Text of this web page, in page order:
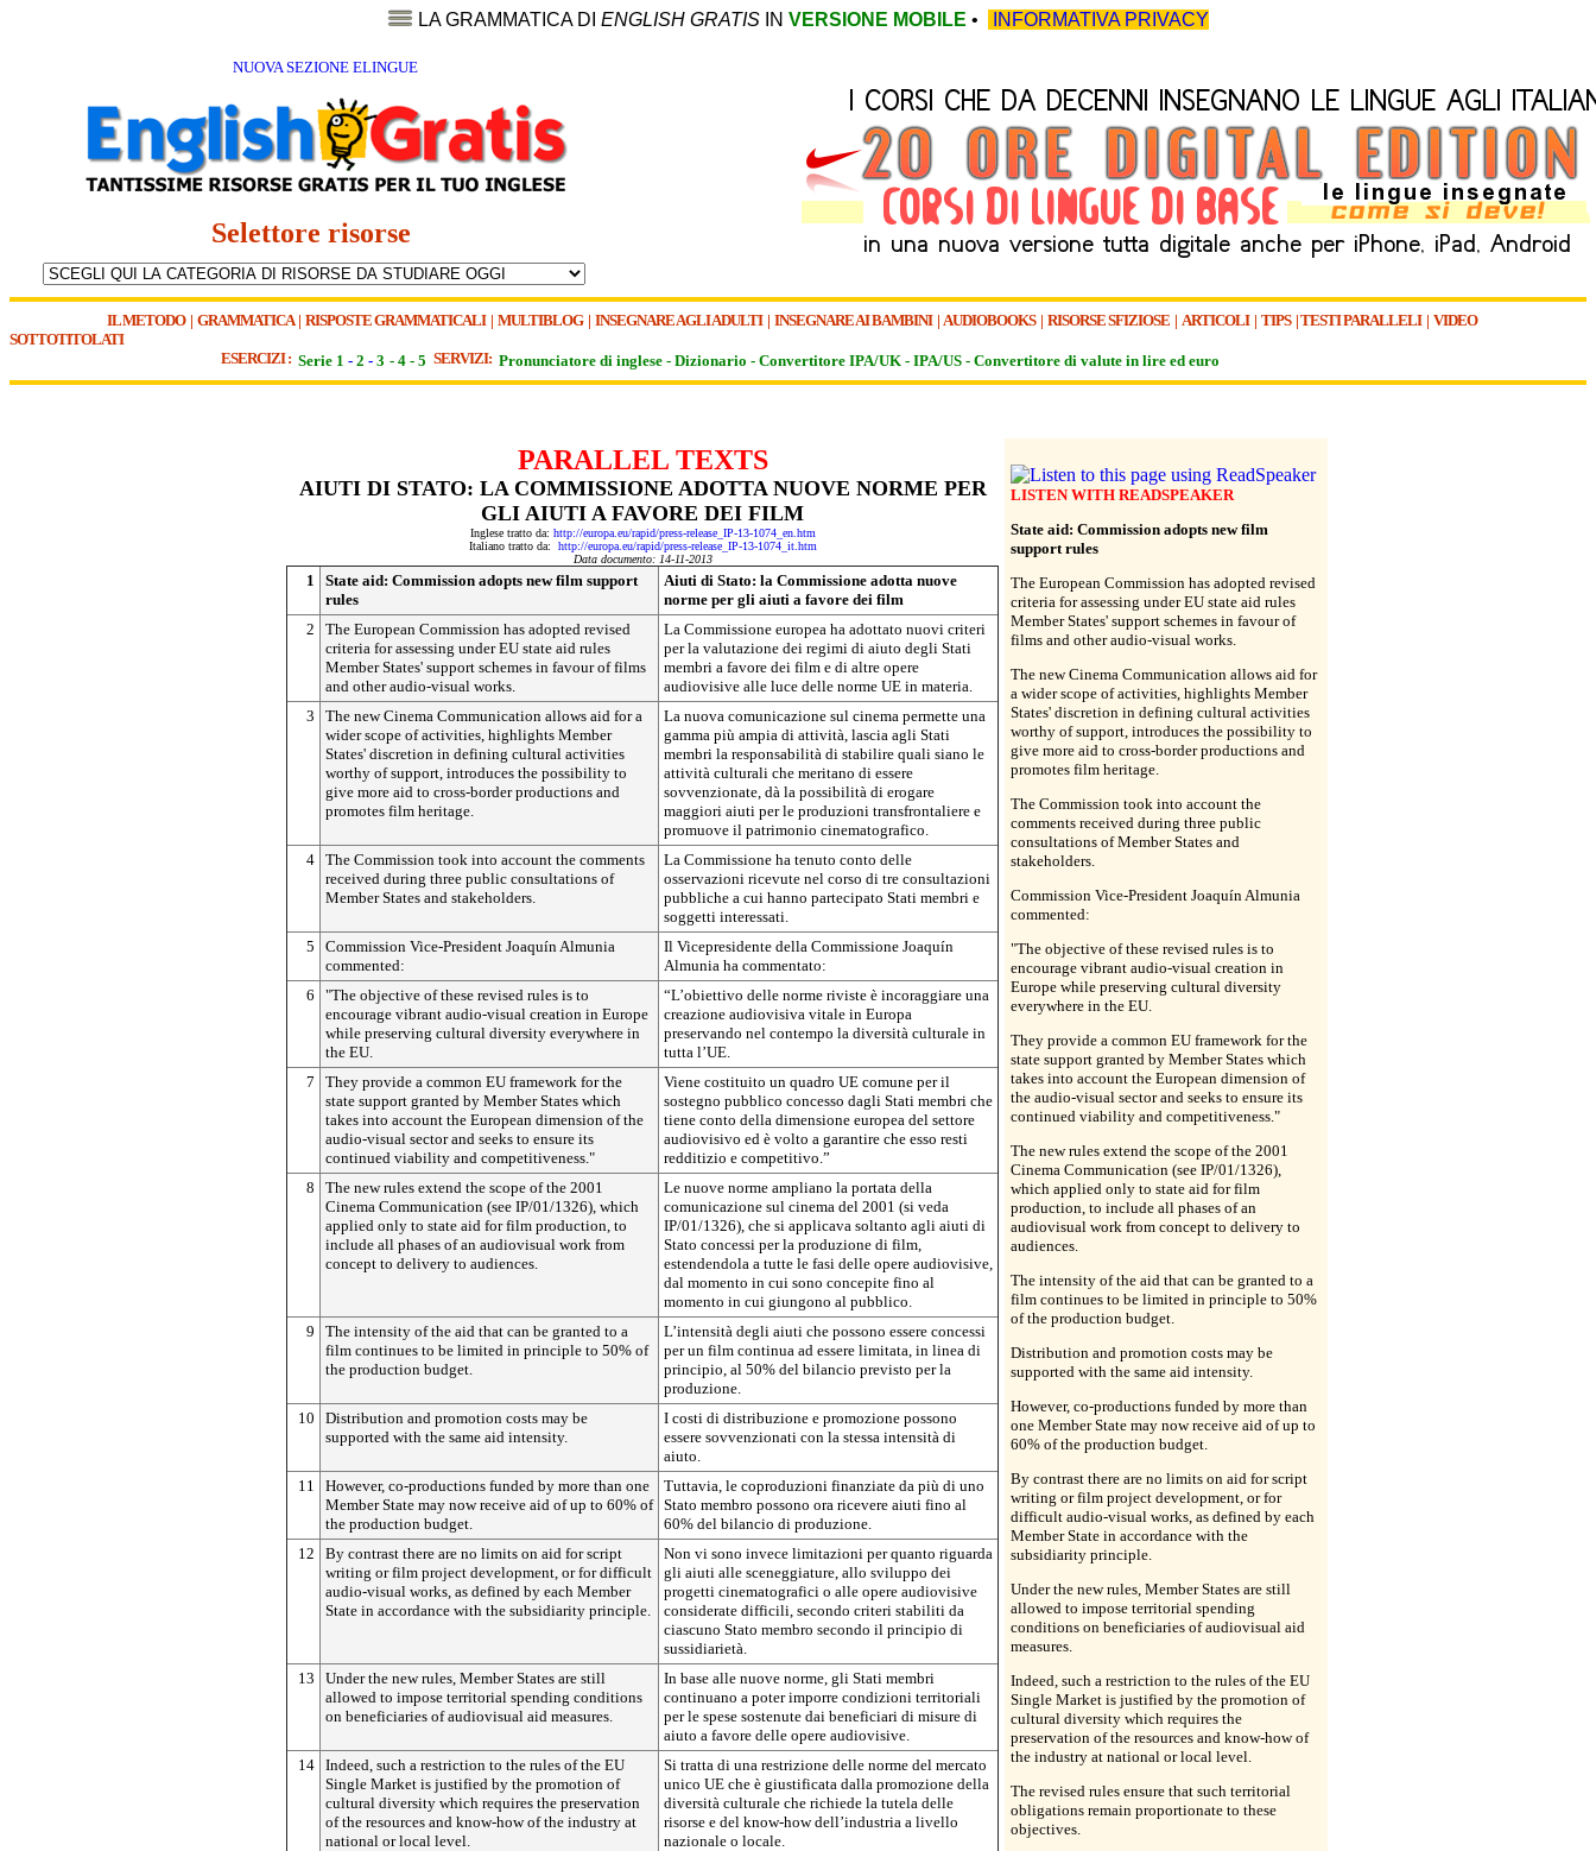
LA GRAMMATICA DI ENGLISH GRATIS IN VERSIONE MOBILE • INFORMATIVA PRIVACY
NUOVA SEZIONE ELINGUE
Selettore risorse
IL METODO| GRAMMATICA| RISPOSTE GRAMMATICALI| MULTIBLOG| INSEGNARE AGLI ADULTI | INSEGNARE AI BAMBINI| AUDIOBOOKS| RISORSE SFIZIOSE | ARTICOLI| TIPS|TESTI PARALLELI| VIDEO
SOTTOTITOLATI
ESERCIZI : Serie 1 - 2 - 3 - 4 - 5 SERVIZI: Pronunciatore di inglese - Dizionario - Convertitore IPA/UK - IPA/US - Convertitore di valute in lire ed euro
PARALLEL TEXTS
AIUTI DI STATO: LA COMMISSIONE ADOTTA NUOVE NORME PER
GLI AIUTI A FAVORE DEI FILM
Inglese tratto da: http://europa.eu/rapid/press-release_IP-13-1074_en.htm
Italiano tratto da: http://europa.eu/rapid/press-release_IP-13-1074_it.htm
Data documento: 14-11-2013
1
State aid: Commission adopts new film support
rules
Aiuti di Stato: la Commissione adotta nuove
norme per gli aiuti a favore dei film
2
The European Commission has adopted revised
criteria for assessing under EU state aid rules
Member States' support schemes in favour of films
and other audio-visual works.
La Commissione europea ha adottato nuovi criteri
per la valutazione dei regimi di aiuto degli Stati
membri a favore dei film e di altre opere
audiovisive alle luce delle norme UE in materia.
3
The new Cinema Communication allows aid for a
wider scope of activities, highlights Member
States' discretion in defining cultural activities
worthy of support, introduces the possibility to
give more aid to cross-border productions and
promotes film heritage.
La nuova comunicazione sul cinema permette una
gamma più ampia di attività, lascia agli Stati
membri la responsabilità di stabilire quali siano le
attività culturali che meritano di essere
sovvenzionate, dà la possibilità di erogare
maggiori aiuti per le produzioni transfrontaliere e
promuove il patrimonio cinematografico.
4 The Commission took into account the comments
received during three public consultations of
Member States and stakeholders.
La Commissione ha tenuto conto delle
osservazioni ricevute nel corso di tre consultazioni
pubbliche a cui hanno partecipato Stati membri e
soggetti interessati.
5
Commission Vice-President Joaquín Almunia
commented:
Il Vicepresidente della Commissione Joaquín
Almunia ha commentato:
6
"The objective of these revised rules is to
encourage vibrant audio-visual creation in Europe
while preserving cultural diversity everywhere in
the EU.
“L’obiettivo delle norme riviste è incoraggiare una
creazione audiovisiva vitale in Europa
preservando nel contempo la diversità culturale in
tutta l’UE.
7
They provide a common EU framework for the
state support granted by Member States which
takes into account the European dimension of the
audio-visual sector and seeks to ensure its
continued viability and competitiveness."
Viene costituito un quadro UE comune per il
sostegno pubblico concesso dagli Stati membri che
tiene conto della dimensione europea del settore
audiovisivo ed è volto a garantire che esso resti
redditizio e competitivo.”
8
The new rules extend the scope of the 2001
Cinema Communication (see IP/01/1326), which
applied only to state aid for film production, to
include all phases of an audiovisual work from
concept to delivery to audiences.
Le nuove norme ampliano la portata della
comunicazione sul cinema del 2001 (si veda
IP/01/1326), che si applicava soltanto agli aiuti di
Stato concessi per la produzione di film,
estendendola a tutte le fasi delle opere audiovisive,
dal momento in cui sono concepite fino al
momento in cui giungono al pubblico.
9
The intensity of the aid that can be granted to a
film continues to be limited in principle to 50% of
the production budget.
L’intensità degli aiuti che possono essere concessi
per un film continua ad essere limitata, in linea di
principio, al 50% del bilancio previsto per la
produzione.
10
Distribution and promotion costs may be
supported with the same aid intensity.
I costi di distribuzione e promozione possono
essere sovvenzionati con la stessa intensità di
aiuto.
11
However, co-productions funded by more than one
Member State may now receive aid of up to 60% of
the production budget.
Tuttavia, le coproduzioni finanziate da più di uno
Stato membro possono ora ricevere aiuti fino al
60% del bilancio di produzione.
12
By contrast there are no limits on aid for script
writing or film project development, or for difficult
audio-visual works, as defined by each Member
State in accordance with the subsidiarity principle.
Non vi sono invece limitazioni per quanto riguarda
gli aiuti alle sceneggiature, allo sviluppo dei
progetti cinematografici o alle opere audiovisive
considerate difficili, secondo criteri stabiliti da
ciascuno Stato membro secondo il principio di
sussidiarietà.
13
Under the new rules, Member States are still
allowed to impose territorial spending conditions
on beneficiaries of audiovisual aid measures.
In base alle nuove norme, gli Stati membri
continuano a poter imporre condizioni territoriali
per le spese sostenute dai beneficiari di misure di
aiuto a favore delle opere audiovisive.
14 Indeed, such a restriction to the rules of the EU
Single Market is justified by the promotion of
cultural diversity which requires the preservation
of the resources and know-how of the industry at
national or local level.
Si tratta di una restrizione delle norme del mercato
unico UE che è giustificata dalla promozione della
diversità culturale che richiede la tutela delle
risorse e del know-how dell’industria a livello
nazionale o locale.
LISTEN WITH READSPEAKER
State aid: Commission adopts new film
support rules
The European Commission has adopted revised
criteria for assessing under EU state aid rules
Member States' support schemes in favour of
films and other audio-visual works.
The new Cinema Communication allows aid for
a wider scope of activities, highlights Member
States' discretion in defining cultural activities
worthy of support, introduces the possibility to
give more aid to cross-border productions and
promotes film heritage.
The Commission took into account the
comments received during three public
consultations of Member States and
stakeholders.
Commission Vice-President Joaquín Almunia
commented:
"The objective of these revised rules is to
encourage vibrant audio-visual creation in
Europe while preserving cultural diversity
everywhere in the EU.
They provide a common EU framework for the
state support granted by Member States which
takes into account the European dimension of
the audio-visual sector and seeks to ensure its
continued viability and competitiveness."
The new rules extend the scope of the 2001
Cinema Communication (see IP/01/1326),
which applied only to state aid for film
production, to include all phases of an
audiovisual work from concept to delivery to
audiences.
The intensity of the aid that can be granted to a
film continues to be limited in principle to 50%
of the production budget.
Distribution and promotion costs may be
supported with the same aid intensity.
However, co-productions funded by more than
one Member State may now receive aid of up to
60% of the production budget.
By contrast there are no limits on aid for script
writing or film project development, or for
difficult audio-visual works, as defined by each
Member State in accordance with the
subsidiarity principle.
Under the new rules, Member States are still
allowed to impose territorial spending
conditions on beneficiaries of audiovisual aid
measures.
Indeed, such a restriction to the rules of the EU
Single Market is justified by the promotion of
cultural diversity which requires the
preservation of the resources and know-how of
the industry at national or local level.
The revised rules ensure that such territorial
obligations remain proportionate to these
objectives.